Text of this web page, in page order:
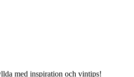
med inspiration och vintips!